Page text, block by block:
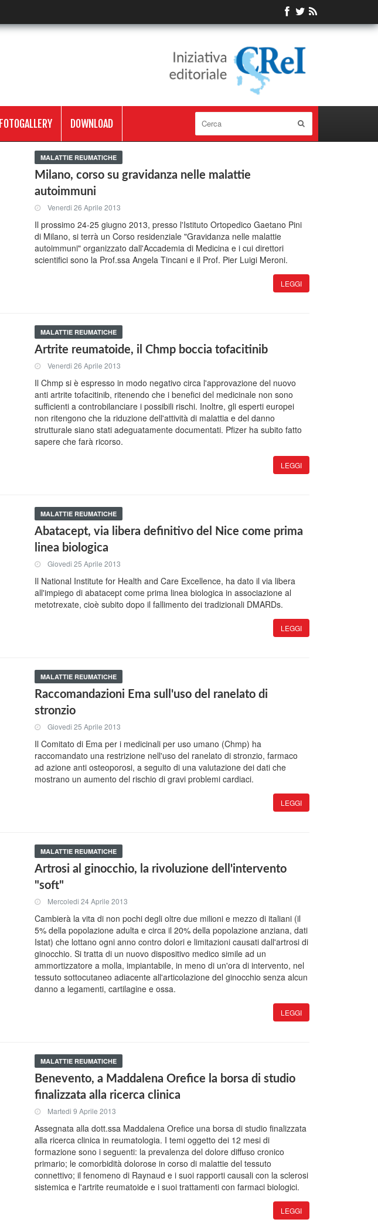
FOTOGALLERY DOWNLOAD
MALATTIE REUMATICHE
Milano, corso su gravidanza nelle malattie
autoimmuni
Venerdi 26 Aprile 2013
Il prossimo 24-25 giugno 2013, presso l'Istituto Ortopedico Gaetano Pini
di Milano, si terrà un Corso residenziale "Gravidanza nelle malattie
autoimmuni" organizzato dall'Accademia di Medicina e i cui direttori
scientifici sono la Prof.ssa Angela Tincani e il Prof. Pier Luigi Meroni.
LEGGI
MALATTIE REUMATICHE
Artrite reumatoide, il Chmp boccia tofacitinib
Venerdi 26 Aprile 2013
Il Chmp si è espresso in modo negativo circa l'approvazione del nuovo
anti artrite tofacitinib, ritenendo che i benefici del medicinale non sono
sufficienti a controbilanciare i possibili rischi. Inoltre, gli esperti europei
non ritengono che la riduzione dell'attività di malattia e del danno
strutturale siano stati adeguatamente documentati. Pfizer ha subito fatto
sapere che farà ricorso.
LEGGI
MALATTIE REUMATICHE
Abatacept, via libera definitivo del Nice come prima
linea biologica
Giovedi 25 Aprile 2013
Il National Institute for Health and Care Excellence, ha dato il via libera
all'impiego di abatacept come prima linea biologica in associazione al
metotrexate, cioè subito dopo il fallimento dei tradizionali DMARDs.
LEGGI
MALATTIE REUMATICHE
Raccomandazioni Ema sull'uso del ranelato di
stronzio
Giovedi 25 Aprile 2013
Il Comitato di Ema per i medicinali per uso umano (Chmp) ha
raccomandato una restrizione nell'uso del ranelato di stronzio, farmaco
ad azione anti osteoporosi, a seguito di una valutazione dei dati che
mostrano un aumento del rischio di gravi problemi cardiaci.
LEGGI
MALATTIE REUMATICHE
Artrosi al ginocchio, la rivoluzione dell'intervento
"soft"
Mercoledi 24 Aprile 2013
Cambierà la vita di non pochi degli oltre due milioni e mezzo di italiani (il
5% della popolazione adulta e circa il 20% della popolazione anziana, dati
Istat) che lottano ogni anno contro dolori e limitazioni causati dall'artrosi di
ginocchio. Si tratta di un nuovo dispositivo medico simile ad un
ammortizzatore a molla, impiantabile, in meno di un'ora di intervento, nel
tessuto sottocutaneo adiacente all'articolazione del ginocchio senza alcun
danno a legamenti, cartilagine e ossa.
LEGGI
MALATTIE REUMATICHE
Benevento, a Maddalena Orefice la borsa di studio
finalizzata alla ricerca clinica
Martedi 9 Aprile 2013
Assegnata alla dott.ssa Maddalena Orefice una borsa di studio finalizzata
alla ricerca clinica in reumatologia. I temi oggetto dei 12 mesi di
formazione sono i seguenti: la prevalenza del dolore diffuso cronico
primario; le comorbidità dolorose in corso di malattie del tessuto
connettivo; il fenomeno di Raynaud e i suoi rapporti causali con la sclerosi
sistemica e l'artrite reumatoide e i suoi trattamenti con farmaci biologici.
LEGGI